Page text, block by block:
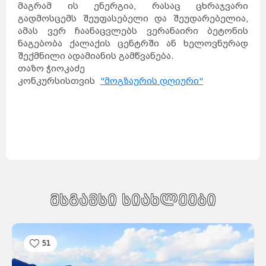
მაგრამ ის ენერგია, რასაც ცხრაჯვარი
გადმოსცემს შეუფასებელი და შეუდარებელია,
ამას ვერ ჩაანაცვლებს ვერანაირი ბეტონის
ნაგებობა ქალაქის ცენტრში ან ხელოვნურად
შექმნილი ადამიანის გამწვანება.
თაზო ჭიოკაძე
კონკურსისთვის "მოგზაურის დღიური"
მსგავსი სიახლეები
51